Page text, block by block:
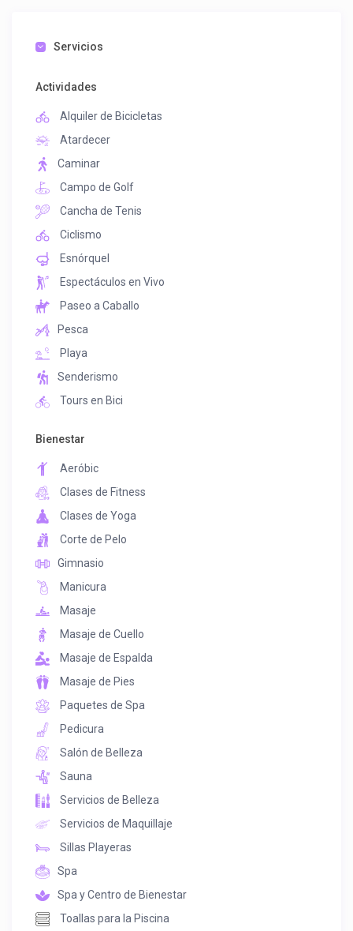
Servicios
Actividades
Alquiler de Bicicletas
Atardecer
Caminar
Campo de Golf
Cancha de Tenis
Ciclismo
Esnórquel
Espectáculos en Vivo
Paseo a Caballo
Pesca
Playa
Senderismo
Tours en Bici
Bienestar
Aeróbic
Clases de Fitness
Clases de Yoga
Corte de Pelo
Gimnasio
Manicura
Masaje
Masaje de Cuello
Masaje de Espalda
Masaje de Pies
Paquetes de Spa
Pedicura
Salón de Belleza
Sauna
Servicios de Belleza
Servicios de Maquillaje
Sillas Playeras
Spa
Spa y Centro de Bienestar
Toallas para la Piscina